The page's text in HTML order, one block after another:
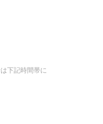
下記時間帯に